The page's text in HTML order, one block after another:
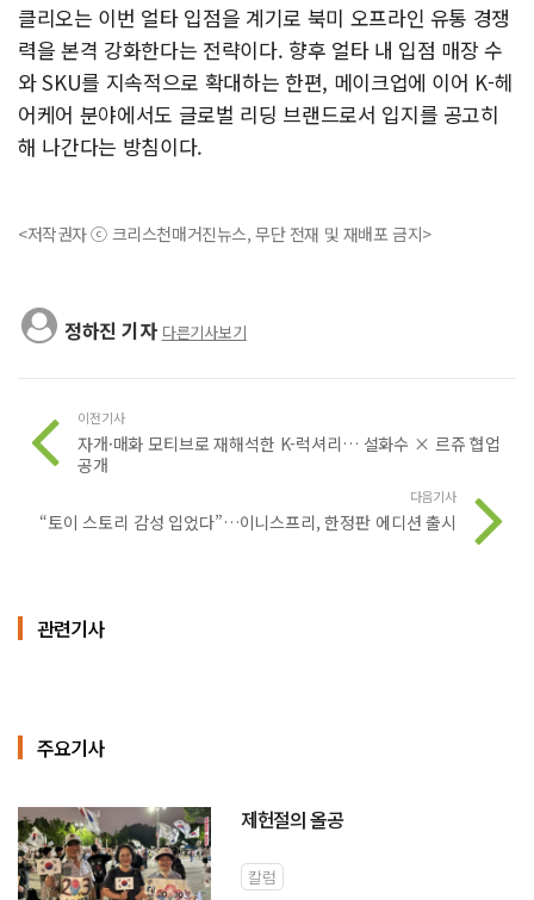
클리오는 이번 얼타 입점을 계기로 북미 오프라인 유통 경쟁
력을 본격 강화한다는 전략이다. 향후 얼타 내 입점 매장 수
와 SKU를 지속적으로 확대하는 한편, 메이크업에 이어 K-헤
어케어 분야에서도 글로벌 리딩 브랜드로서 입지를 공고히
해 나간다는 방침이다.
<저작권자 ⓒ 크리스천매거진뉴스, 무단 전재 및 재배포 금지>
정하진 기자 다른기사보기
이전기사
자개·매화 모티브로 재해석한 K-럭셔리… 설화수 × 르쥬 협업
공개
다음기사
“토이 스토리 감성 입었다”…이니스프리, 한정판 에디션 출시
관련기사
주요기사
제헌절의 올공
칼럼